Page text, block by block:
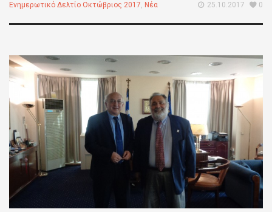
Ενημερωτικό Δελτίο Οκτώβριος 2017 Νέα 25.10.2017 0